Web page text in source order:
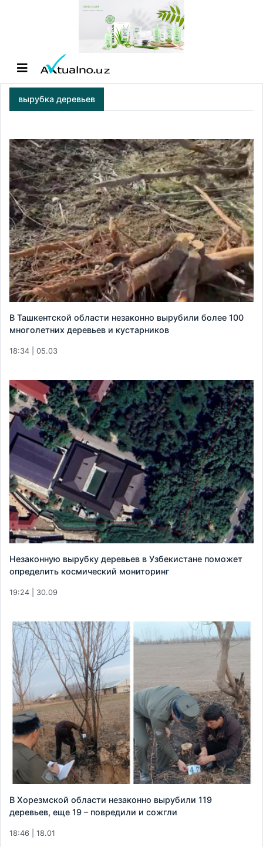
вырубка деревьев
В Ташкентской области незаконно вырубили более 100
многолетних деревьев и кустарников
18:34 | 05.03
Незаконную вырубку деревьев в Узбекистане поможет
определить космический мониторинг
19:24 | 30.09
В Хорезмской области незаконно вырубили 119
деревьев, еще 19 – повредили и сожгли
18:46 | 18.01